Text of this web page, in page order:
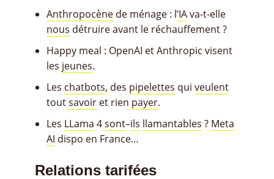
Anthropocène de ménage : l’IAva-t-elle
nous détruire avant le réchauffement ?
Happy meal : OpenAI et Anthropic visent
les jeunes.
Les chatbots, des pipelettes qui veulent
toutsavoir et rien payer.
Les LLama 4sont–ils llamantables ? Meta
AI dispo en France…
Relations tarifées